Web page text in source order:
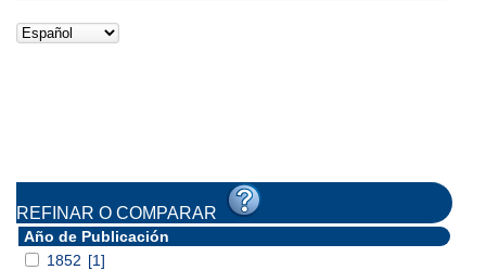
REFINAR O COMPARAR
Año de Publicación
1852 [1]